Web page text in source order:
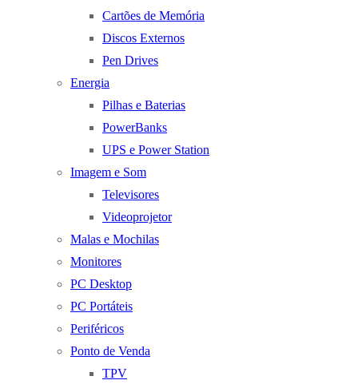
Cartões de Memória
Discos Externos
Pen Drives
Energia
Pilhas e Baterias
PowerBanks
UPS e Power Station
Imagem e Som
Televisores
Videoprojetor
Malas e Mochilas
Monitores
PC Desktop
PC Portáteis
Periféricos
Ponto de Venda
TPV